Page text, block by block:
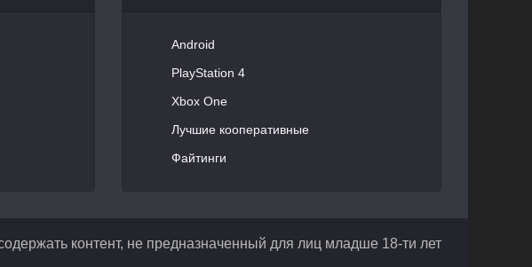
Android
PlayStation 4
Xbox One
Лучшие кооперативные
Файтинги